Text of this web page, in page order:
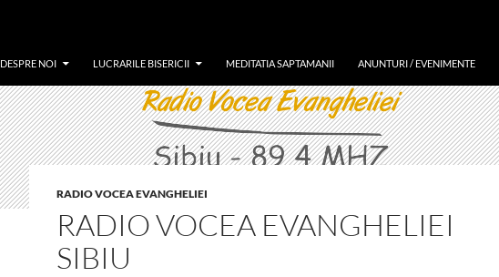
DESPRE NOI LUCRARILE BISERICII MEDITATIA SAPTAMANII ANUNTURI / EVENIMENTE
RADIO VOCEA EVANGHELIEI
RADIO VOCEA EVANGHELIEI
SIBIU